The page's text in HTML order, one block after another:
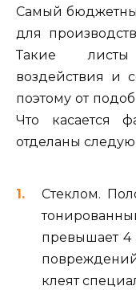
Самый
для
Такие листы
воздействия и
поэтому от
Что касается
отделаны
Стеклом.
превышает 4
клеят